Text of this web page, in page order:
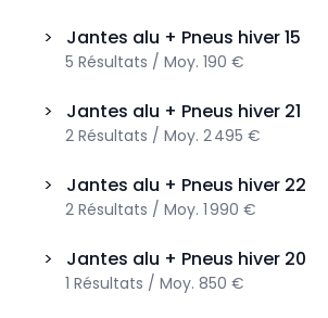
> Jantes alu + Pneus hiver15
5 Résultats / Moy. 190 €
> Jantes alu + Pneus hiver 21
2 Résultats / Moy. 2 495 €
> Jantes alu + Pneus hiver 22
2 Résultats / Moy. 1 990 €
> Jantes alu + Pneus hiver 20
1 Résultats / Moy. 850 €